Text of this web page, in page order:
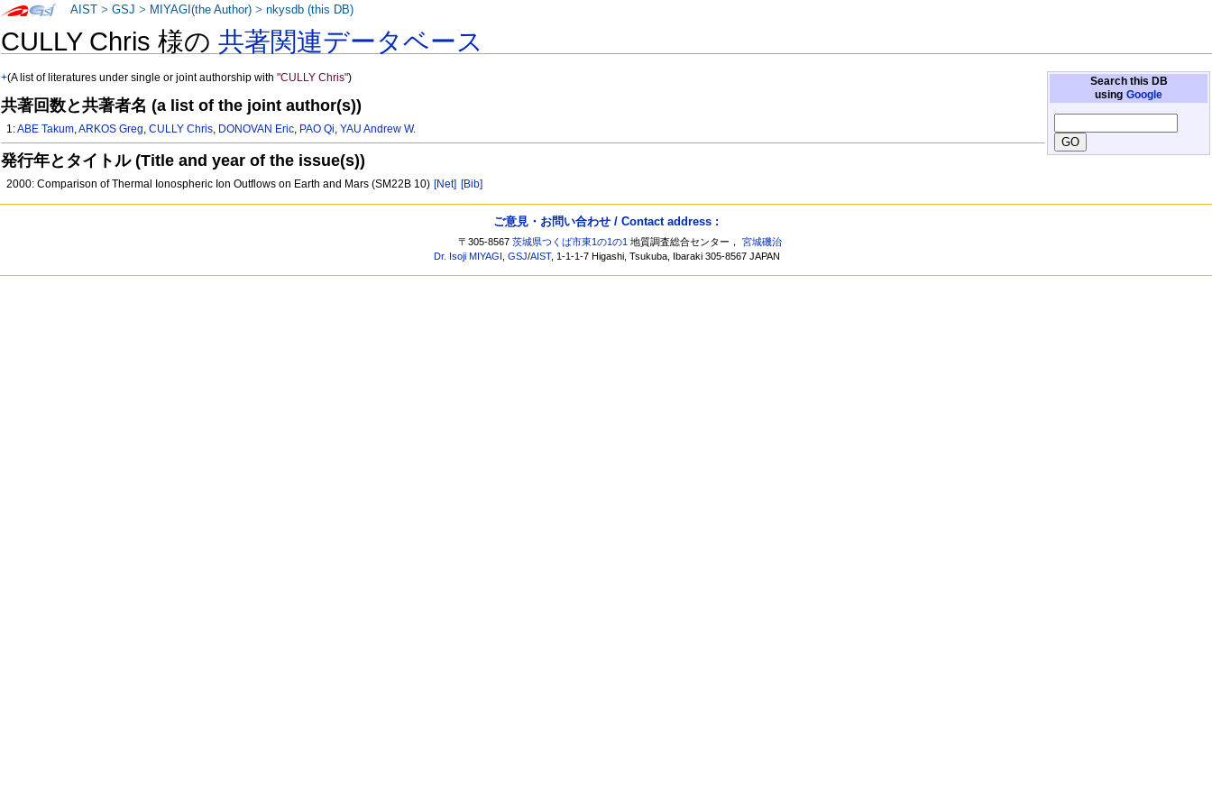
CULLY Chris 様の共著関連データベース
Search this DB
using Google
+(A list of literatures under single or joint authorship with"CULLY Chris")
共著回数と共著者名 (a list of the joint author(s))
1:ABE Takum,ARKOS Greg,CULLY Chris, DONOVAN Eric, PAO Qi,YAU Andrew W.
発行年とタイトル (Title and year of the issue(s))
2000: Comparison of Thermal Ionospheric Ion Outflows on Earth and Mars (SM22B 10) [Net] [Bib]
AIST >GSJ > MIYAGI(the Author) >nkysdb (this DB)
ご意見・お問い合わせ / Contact address :
〒305-8567茨城県つくば市東1の1の1 地質調査総合センター，宮城磯治
Dr. Isoji MIYAGI ,GSJ/AIST, 1-1-1-7 Higashi, Tsukuba, Ibaraki 305-8567 JAPAN